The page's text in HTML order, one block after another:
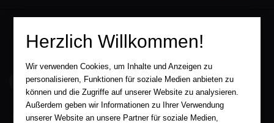
service@aha-buch.de
05563 / 9996039
Herzlich Willkommen!
Wir verwenden Cookies, um Inhalte und Anzeigen zu
personalisieren, Funktionen für soziale Medien anbieten zu
können und die Zugriffe auf unserer Website zu analysieren.
Außerdem geben wir Informationen zu Ihrer Verwendung
unserer Website an unsere Partner für soziale Medien,